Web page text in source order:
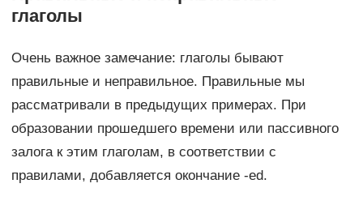
глаголы
Очень важное замечание: глаголы бывают
правильные и неправильное. Правильные мы
рассматривали в предыдущих примерах. При
образовании прошедшего времени или пассивного
залога к этим глаголам, в соответствии с
правилами, добавляется окончание -ed.